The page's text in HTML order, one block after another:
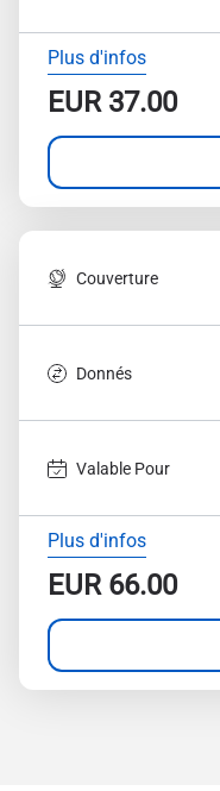
Plus d'infos
EUR37.00
Couverture
Donnés
Valable Pour
Plus d'infos
EUR66.00